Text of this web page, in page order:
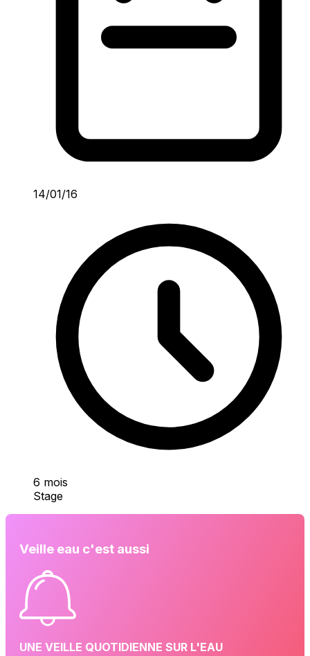
14/01/16
6 mois
Stage
Veille eau c'est aussi
UNE VEILLE QUOTIDIENNE SUR L'EAU